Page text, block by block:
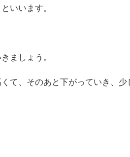
いいます。
ましょう。
て、そのあと下がっていき、少